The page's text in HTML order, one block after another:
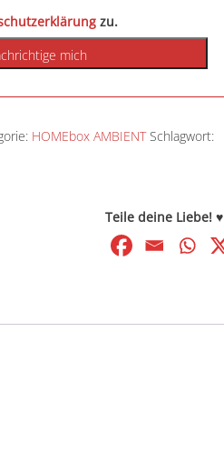
zu.
HOMEbox AMBIENT Schlagwort:
Teile deine Liebe! ♥